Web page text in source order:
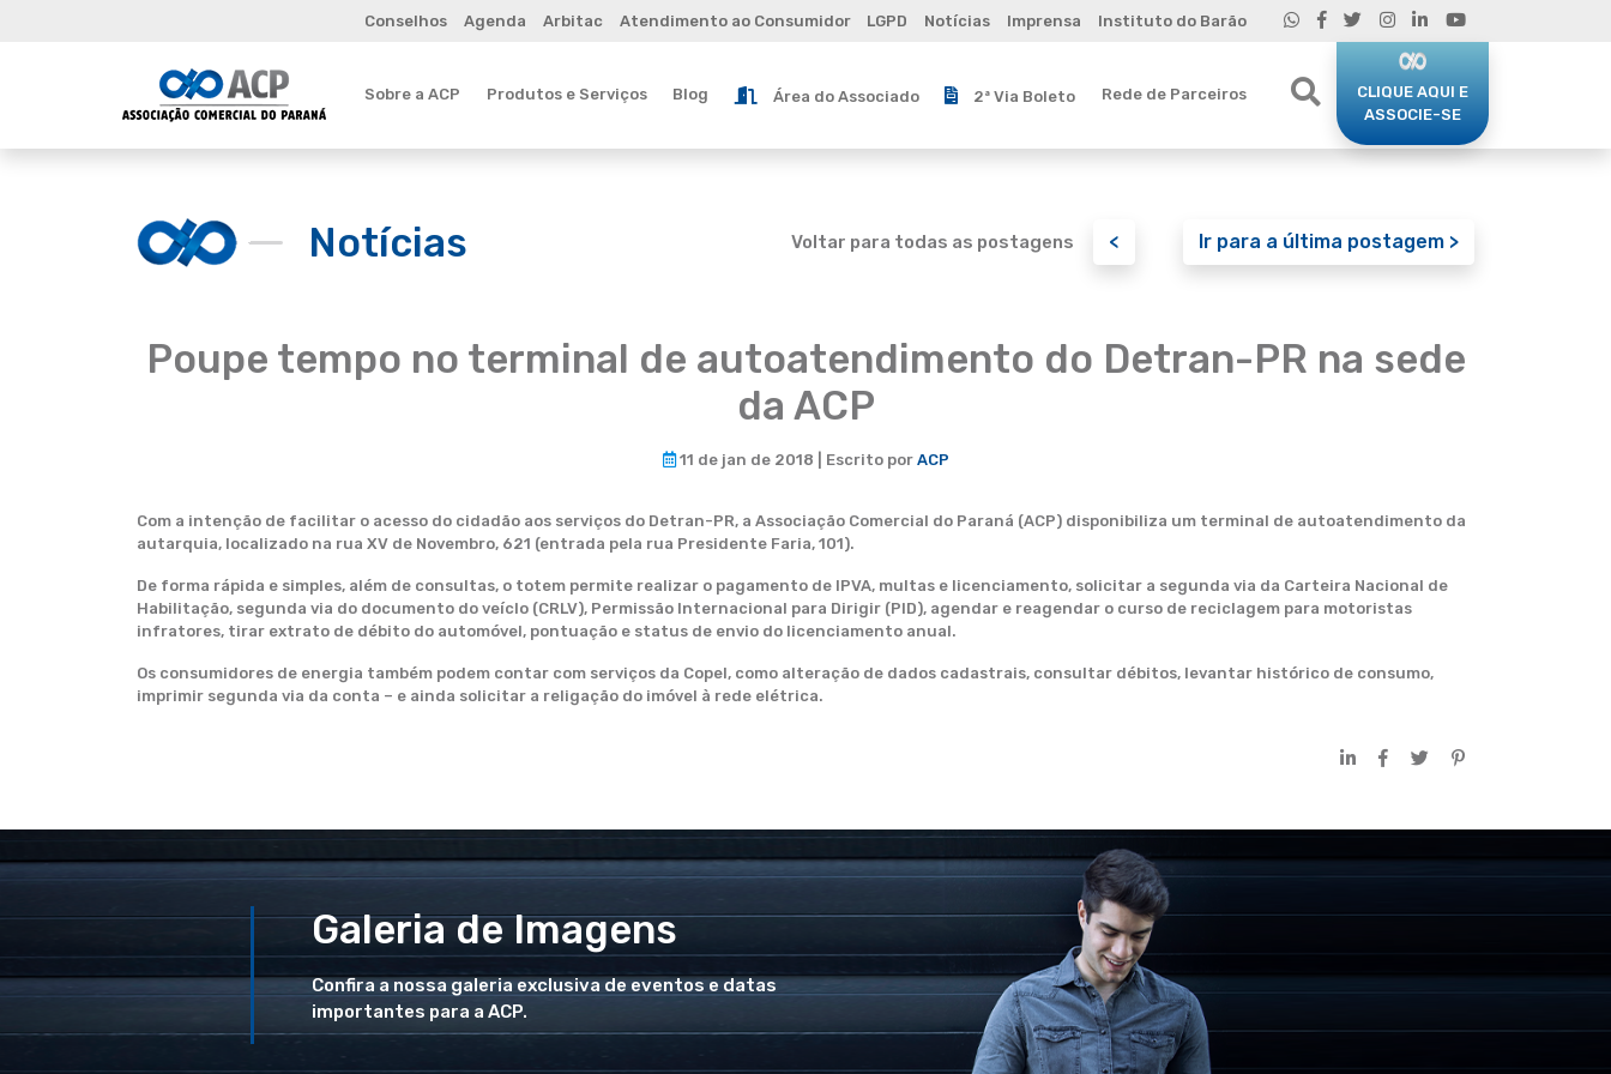
Conselhos Agenda Arbitac Atendimento ao Consumidor LGPD Notícias Imprensa Instituto do Barão
Sobre a ACP Produtos e Serviços Blog Área do Associado 2ª Via Boleto Rede de Parceiros
CLIQUE AQUI E
ASSOCIE-SE
Notícias Voltar para todas as postagens < Ir para a última postagem >
Poupe tempo no terminal de autoatendimento do Detran-PR na sede
da ACP
11 de jan de 2018 | Escrito por ACP
Com a intenção de facilitar o acesso do cidadão aos serviços do Detran-PR, a Associação Comercial do Paraná (ACP) disponibiliza um terminal de autoatendimento da
autarquia, localizado na rua XV de Novembro, 621 (entrada pela rua Presidente Faria, 101).
De forma rápida e simples, além de consultas, o totem permite realizar o pagamento de IPVA, multas e licenciamento, solicitar a segunda via da Carteira Nacional de
Habilitação, segunda via do documento do veíclo (CRLV), Permissão Internacional para Dirigir (PID), agendar e reagendar o curso de reciclagem para motoristas
infratores, tirar extrato de débito do automóvel, pontuação e status de envio do licenciamento anual.
Os consumidores de energia também podem contar com serviços da Copel, como alteração de dados cadastrais, consultar débitos, levantar histórico de consumo,
imprimir segunda via da conta – e ainda solicitar a religação do imóvel à rede elétrica.
Galeria de Imagens
Confira a nossa galeria exclusiva de eventos e datas
importantes para a ACP.